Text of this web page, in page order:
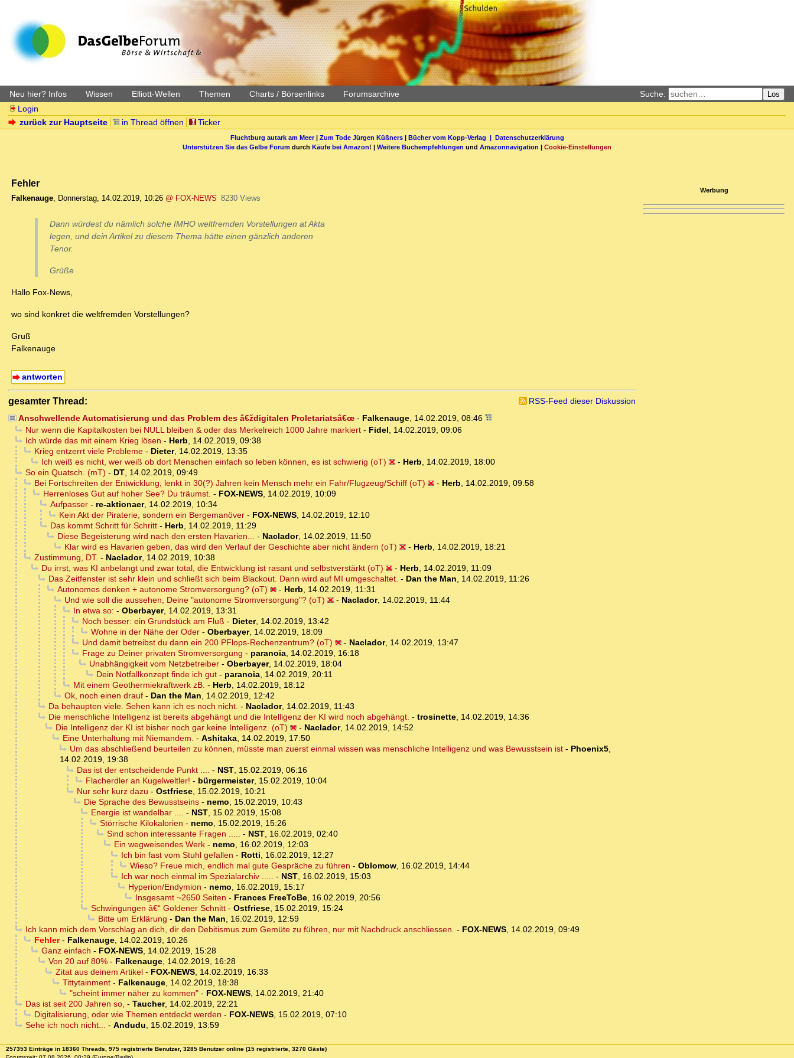
Neu hier? Infos Wissen Elliott-Wellen Themen Charts / Börsenlinks Forumsarchive Suche: Los
Login
zurück zur Hauptseite
in Thread öffnen Ticker
Fluchtburg autark am Meer| Zum Tode Jürgen Küßners| Bücher vom Kopp-Verlag | Datenschutzerklärung
Unterstützen Sie das Gelbe Forum durch Käufe bei Amazon! | Weitere Buchempfehlungen und Amazonnavigation | Cookie-Einstellungen
Fehler
Falkenauge, Donnerstag, 14.02.2019, 10:26 @ FOX-NEWS 8230 Views
Dann würdest du nämlich solche IMHO weltfremden Vorstellungen at Akta
legen, und dein Artikel zu diesem Thema hätte einen gänzlich anderen
Tenor.
Grüße
Hallo Fox-News,
wo sind konkret die weltfremden Vorstellungen?
Gruß
Falkenauge
antworten
gesamter Thread:
RSS-Feed dieser Diskussion
Anschwellende Automatisierung und das Problem des â€ždigitalen Proletariatsâ€œ- Falkenauge, 14.02.2019, 08:46
Nur wenn die Kapitalkosten bei NULL bleiben & oder das Merkelreich 1000 Jahre markiert- Fidel, 14.02.2019, 09:06
Ich würde das mit einem Krieg lösen - Herb, 14.02.2019, 09:38
Krieg entzerrt viele Probleme- Dieter, 14.02.2019, 13:35
Ich weiß es nicht, wer weiß ob dort Menschen einfach so leben können, es ist schwierig (oT)
- Herb, 14.02.2019, 18:00
So ein Quatsch. (mT) - DT, 14.02.2019, 09:49
Bei Fortschreiten der Entwicklung, lenkt in 30(?) Jahren kein Mensch mehr ein Fahr/Flugzeug/Schiff (oT)
- Herb, 14.02.2019, 09:58
Herrenloses Gut auf hoher See? Du träumst. - FOX-NEWS, 14.02.2019, 10:09
Aufpasser- re-aktionaer, 14.02.2019, 10:34
Kein Akt der Piraterie, sondern ein Bergemanöver- FOX-NEWS, 14.02.2019, 12:10
Das kommt Schritt für Schritt- Herb, 14.02.2019, 11:29
Diese Begeisterung wird nach den ersten Havarien... - Naclador, 14.02.2019, 11:50
Klar wird es Havarien geben, das wird den Verlauf der Geschichte aber nicht ändern (oT)
- Herb, 14.02.2019, 18:21
Zustimmung, DT. - Naclador, 14.02.2019, 10:38
Du irrst, was KI anbelangt und zwar total, die Entwicklung ist rasant und selbstverstärkt (oT)
- Herb, 14.02.2019, 11:09
Das Zeitfenster ist sehr klein und schließt sich beim Blackout. Dann wird auf MI umgeschaltet. - Dan the Man, 14.02.2019, 11:26
Autonomes denken + autonome Stromversorgung? (oT)
- Herb, 14.02.2019, 11:31
Und wie soll die aussehen, Deine "autonome Stromversorgung"? (oT)
- Naclador, 14.02.2019, 11:44
In etwa so: - Oberbayer, 14.02.2019, 13:31
Noch besser: ein Grundstück am Fluß - Dieter, 14.02.2019, 13:42
Wohne in der Nähe der Oder- Oberbayer, 14.02.2019, 18:09
Und damit betreibst du dann ein 200 PFlops-Rechenzentrum? (oT)
- Naclador, 14.02.2019, 13:47
Frage zu Deiner privaten Stromversorgung - paranoia, 14.02.2019, 16:18
Unabhängigkeit vom Netzbetreiber- Oberbayer, 14.02.2019, 18:04
Dein Notfallkonzept finde ich gut- paranoia, 14.02.2019, 20:11
Mit einem Geothermiekraftwerk zB. - Herb, 14.02.2019, 18:12
Ok, noch einen drauf- Dan the Man, 14.02.2019, 12:42
Da behaupten viele. Sehen kann ich es noch nicht. - Naclador, 14.02.2019, 11:43
Die menschliche Intelligenz ist bereits abgehängt und die Intelligenz der KI wird noch abgehängt. - trosinette, 14.02.2019, 14:36
Die Intelligenz der KI ist bisher noch gar keine Intelligenz. (oT)
- Naclador, 14.02.2019, 14:52
Eine Unterhaltung mit Niemandem. - Ashitaka, 14.02.2019, 17:50
Um das abschließend beurteilen zu können, müsste man zuerst einmal wissen was menschliche Intelligenz und was Bewusstsein ist- Phoenix5,
14.02.2019, 19:38
Das ist der entscheidende Punkt .... - NST, 15.02.2019, 06:16
Flacherdler an Kugelweltler! - bürgermeister, 15.02.2019, 10:04
Nur sehr kurz dazu - Ostfriese, 15.02.2019, 10:21
Die Sprache des Bewusstseins- nemo, 15.02.2019, 10:43
Energie ist wandelbar .... - NST, 15.02.2019, 15:08
Störrische Kilokalorien - nemo, 15.02.2019, 15:26
Sind schon interessante Fragen ..... - NST, 16.02.2019, 02:40
Ein wegweisendes Werk- nemo, 16.02.2019, 12:03
Ich bin fast vom Stuhl gefallen - Rotti, 16.02.2019, 12:27
Wieso? Freue mich, endlich mal gute Gespräche zu führen - Oblomow, 16.02.2019, 14:44
Ich war noch einmal im Spezialarchiv ..... - NST, 16.02.2019, 15:03
Hyperion/Endymion - nemo, 16.02.2019, 15:17
Insgesamt ~2650 Seiten - Frances FreeToBe, 16.02.2019, 20:56
Schwingungen â€“ Goldener Schnitt- Ostfriese, 15.02.2019, 15:24
Bitte um Erklärung - Dan the Man, 16.02.2019, 12:59
Ich kann mich dem Vorschlag an dich, dir den Debitismus zum Gemüte zu führen, nur mit Nachdruck anschliessen. - FOX-NEWS, 14.02.2019, 09:49
Fehler- Falkenauge, 14.02.2019, 10:26
Ganz einfach - FOX-NEWS, 14.02.2019, 15:28
Von 20 auf 80%- Falkenauge, 14.02.2019, 16:28
Zitat aus deinem Artikel- FOX-NEWS, 14.02.2019, 16:33
Tittytainment- Falkenauge, 14.02.2019, 18:38
"scheint immer näher zu kommen"- FOX-NEWS, 14.02.2019, 21:40
Das ist seit 200 Jahren so, - Taucher, 14.02.2019, 22:21
Digitalisierung, oder wie Themen entdeckt werden - FOX-NEWS, 15.02.2019, 07:10
Sehe ich noch nicht... - Andudu, 15.02.2019, 13:59
Werbung
257353 Einträge in 18360 Threads, 975 registrierte Benutzer, 3285 Benutzer online (15 registrierte, 3270 Gäste)